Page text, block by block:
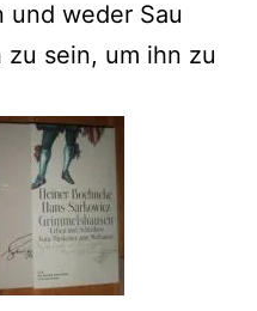
und weder Sau
zu sein, um ihn zu